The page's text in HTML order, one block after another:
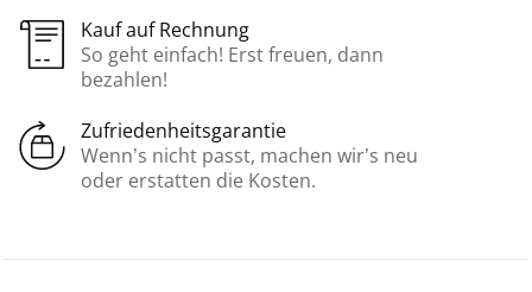
Kauf auf Rechnung
So geht einfach! Erst freuen, dann
bezahlen!
Zufriedenheitsgarantie
Wenn’s nicht passt, machen wir’s neu
oder erstatten die Kosten.